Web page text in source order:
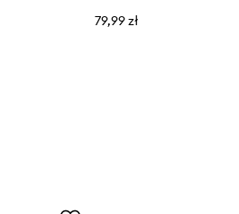
79,99 zł